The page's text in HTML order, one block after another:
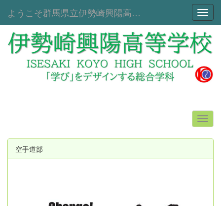
ようこそ群馬県立伊勢崎興陽高等学校へ！
空手道部